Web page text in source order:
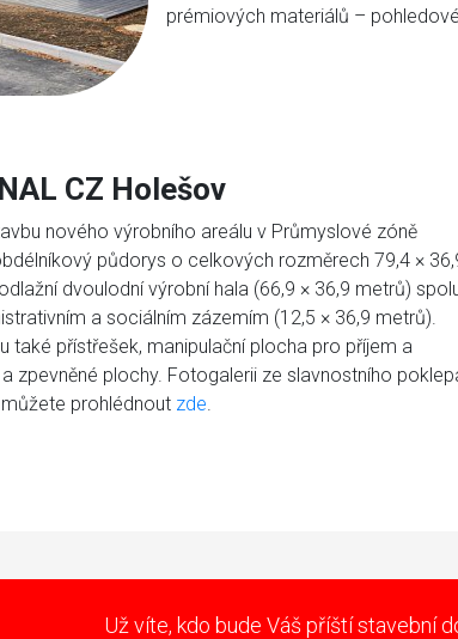
prémiových materiálů –
CZ Holešov
nového výrobního areálu v Průmyslové zóně
půdorys o celkových rozměrech 79,4 ×
dvoulodní výrobní hala (66,9 × 36,9 metrů)
a sociálním zázemím (12,5 × 36,9 metrů).
také přístřešek, manipulační plocha pro příjem a
zpevněné plochy. Fotogalerii ze slavnostního
prohlédnout zde
Už víte, kdo bude Váš příští stavební